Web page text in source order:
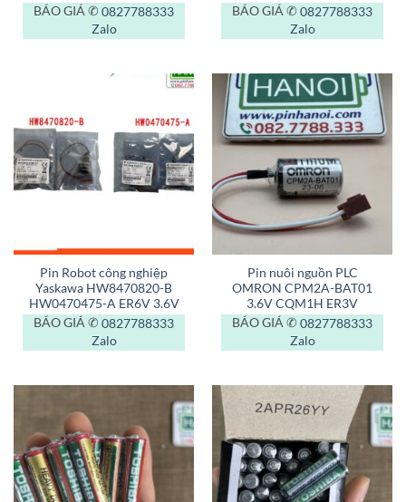
BÁO GIÁ ✆ 0827788333
Zalo
BÁO GIÁ ✆ 0827788333
Zalo
Pin Robot công nghiệp
Yaskawa HW8470820-B
HW0470475-A ER6V 3.6V
BÁO GIÁ ✆ 0827788333
Zalo
Pin nuôi nguồn PLC
OMRON CPM2A-BAT01
3.6V CQM1H ER3V
BÁO GIÁ ✆ 0827788333
Zalo